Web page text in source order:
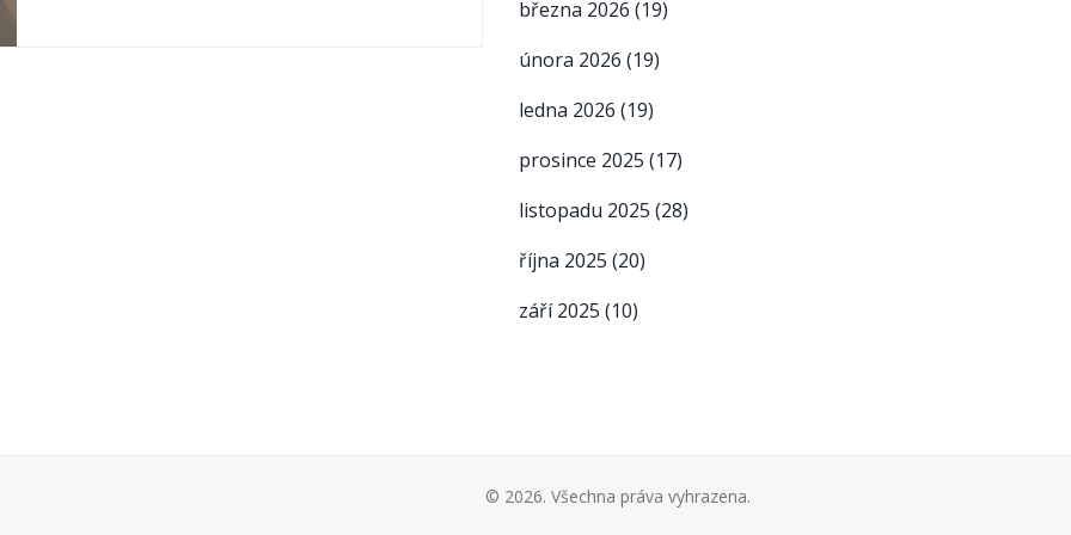
března 2026 (19)
února 2026 (19)
ledna 2026 (19)
prosince 2025 (17)
listopadu 2025 (28)
října 2025 (20)
září 2025 (10)
© 2026. Všechna práva vyhrazena.